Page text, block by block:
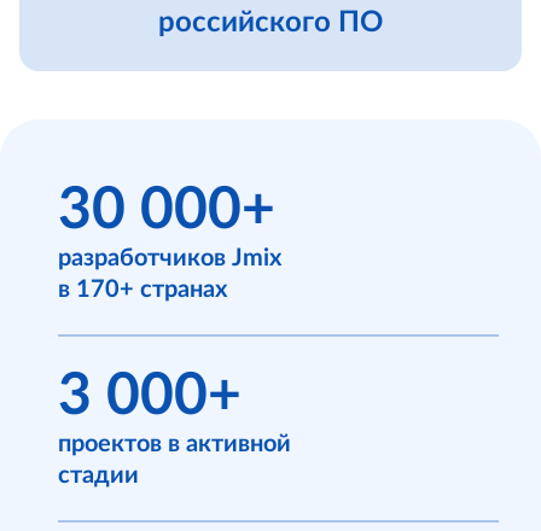
российского ПО
30 000+
разработчиков Jmix
в 170+ странах
3 000+
проектов в активной
стадии